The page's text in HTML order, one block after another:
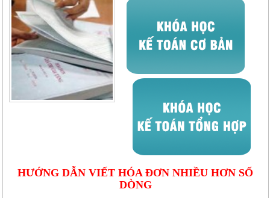
HƯỚNG DẪN VIẾT HÓA ĐƠN NHIỀU HƠN SỐ
DÒNG